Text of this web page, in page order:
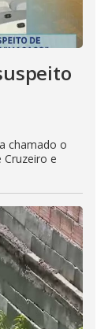
chamado o
e